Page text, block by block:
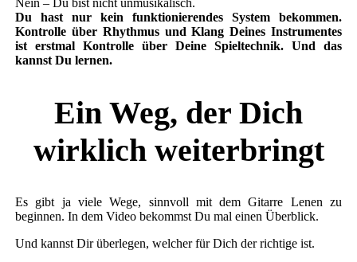
Du hast nur kein funktionierendes System bekommen.
Kontrolle über Rhythmus und Klang Deines Instrumentes
ist erstmal Kontrolle über Deine Spieltechnik. Und das
kannst Du lernen.
Ein Weg, der Dich
wirklich weiterbringt
Es gibt ja viele Wege, sinnvoll mit dem Gitarre Lenen zu
beginnen. In dem Video bekommst Du mal einen Überblick.
Und kannst Dir überlegen, welcher für Dich der richtige ist.